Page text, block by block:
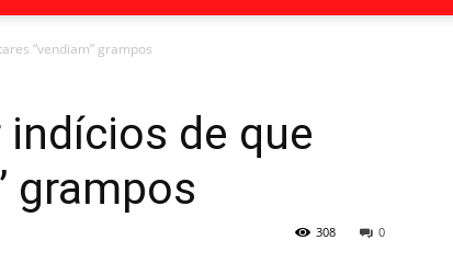
“vendiam” grampos
indícios de que
grampos
0
308